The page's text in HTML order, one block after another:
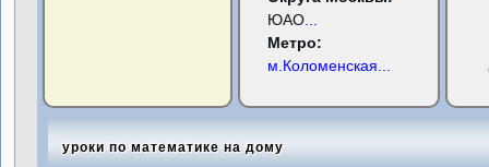
ЮАО
Метро:
м.Коломенская
уроки по математике на дому